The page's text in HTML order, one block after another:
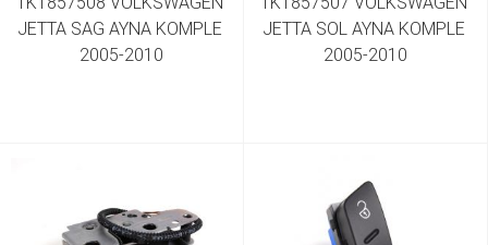
JETTA SAG AYNA KOMPLE
2005-2010
JETTA SOL AYNA KOMPLE
2005-2010